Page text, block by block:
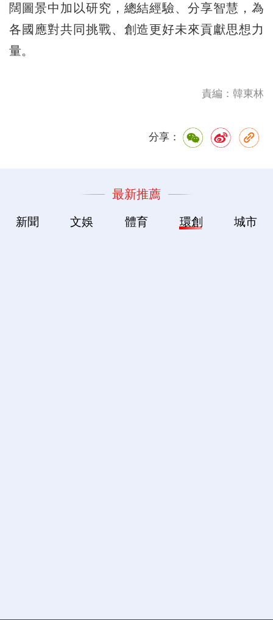
闊圖景中加以研究，總結經驗、分享智慧，為
各國應對共同挑戰、創造更好未來貢獻思想力
量。
責編：韓東林
分享：
最新推薦
新聞 文娛 體育 環創 城市